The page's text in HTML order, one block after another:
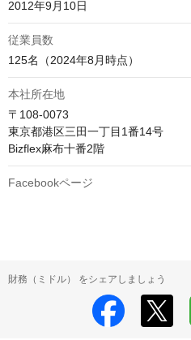
2012年9月10日
従業員数
125名（2024年8月時点）
本社所在地
〒108-0073
東京都港区三田一丁目1番14号
Bizflex麻布十番2階
Facebookページ
財務（ミドル） をシェアしましょう